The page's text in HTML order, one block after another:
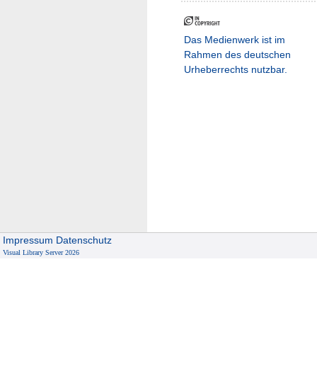
Das Medienwerk ist im
Rahmen des deutschen
Urheberrechts nutzbar.
Impressum Datenschutz
Visual Library Server 2026